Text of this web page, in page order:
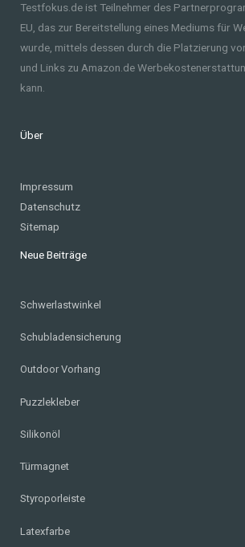
Testfokus.de ist Teilnehmer des
EU, das zur Bereitstellung eines Mediums für
wurde, mittels dessen durch die Platzierung
und Links zu Amazon.de
kann.
Über
Impressum
Datenschutz
Sitemap
Neue Beiträge
Schwerlastwinkel
Schubladensicherung
Outdoor Vorhang
Puzzlekleber
Silikonöl
Türmagnet
Styroporleiste
Latexfarbe